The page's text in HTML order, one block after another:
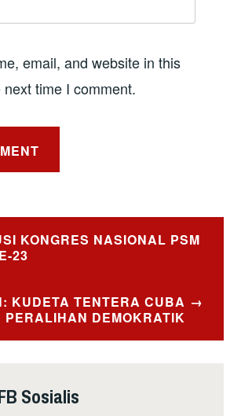
email, and website in this
time I comment.
KONGRES NASIONAL PSM
23
KUDETA TENTERA CUBA
PERALIHAN DEMOKRATIK
Sosialis